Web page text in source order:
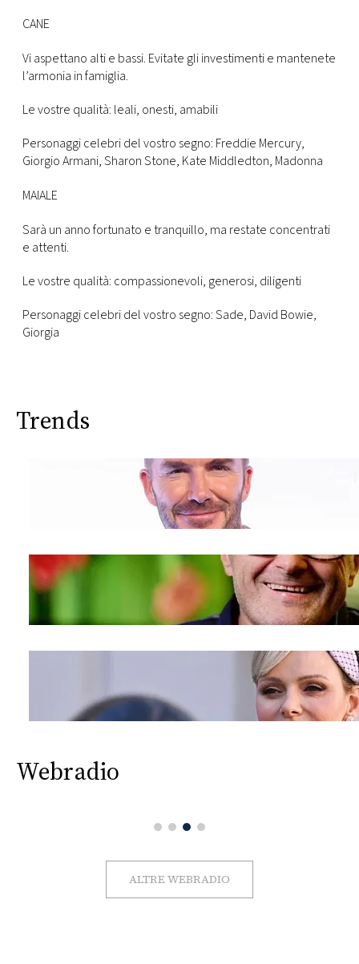
CANE
Vi aspettano alti e bassi. Evitate gli investimenti e mantenete
l’armonia in famiglia.
Le vostre qualità: leali, onesti, amabili
Personaggi celebri del vostro segno: Freddie Mercury,
Giorgio Armani, Sharon Stone, Kate Middledton, Madonna
MAIALE
Sarà un anno fortunato e tranquillo, ma restate concentrati
e attenti.
Le vostre qualità: compassionevoli, generosi, diligenti
Personaggi celebri del vostro segno: Sade, David Bowie,
Giorgia
Trends
Webradio
ALTRE WEBRADIO